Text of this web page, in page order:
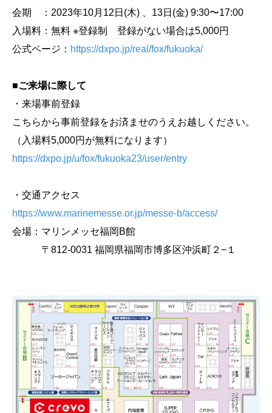
会期 ：2023年10月12日(木) 、13日(金) 9:30〜17:00
入場料：無料 ※登録制 登録がない場合は5,000円
​公式ページ： https://dxpo.jp/real/fox/fukuoka/
■ご来場に際して
・来場事前登録
こちらから事前登録をお済ませのうえお越しください。
（入場料5,000円が無料になります）
https://dxpo.jp/u/fox/fukuoka23/user/entry
・交通アクセス
https://www.marinemesse.or.jp/messe-b/access/
会場： マリンメッセ福岡B館
〒812-0031 福岡県福岡市博多区沖浜町２−１